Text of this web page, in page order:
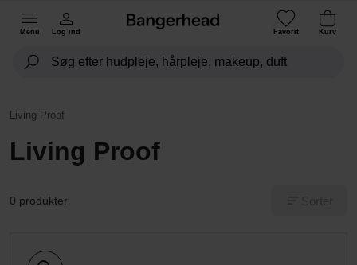
Menu Log ind Favorit Kurv
Living Proof
Living Proof
0 produkter